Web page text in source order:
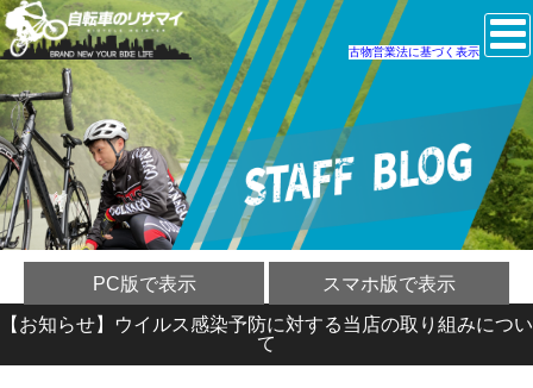
古物営業法に基づく表示
PC版で表示 スマホ版で表示
【お知らせ】ウイルス感染予防に対する当店の取り組みについ
て